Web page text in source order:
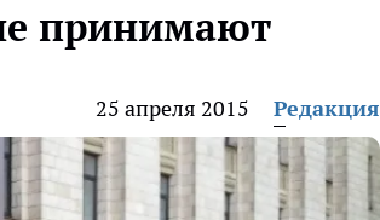
принимают
25 апреля 2015 Редакция